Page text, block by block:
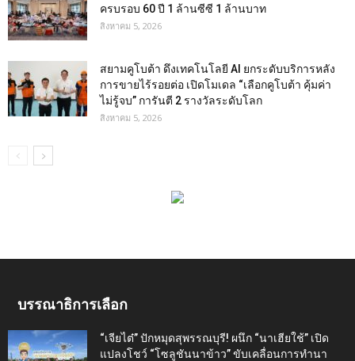
ครบรอบ 60 ปี 1 ล้านซีซี 1 ล้านบาท
สิงหาคม 5, 2026
สยามคูโบต้า ดึงเทคโนโลยี AI ยกระดับบริการหลัง
การขายไร้รอยต่อ เปิดโมเดล “เลือกคูโบต้า คุ้มค่า
ไม่รู้จบ” การันตี 2 รางวัลระดับโลก
สิงหาคม 5, 2026
บรรณาธิการเลือก
“เจียไต๋” ปักหมุดสุพรรณบุรี! ผนึก “นาเฮียใช้” เปิด
แปลงโชว์ “โซลูชันนาข้าว” ขับเคลื่อนการทำนา